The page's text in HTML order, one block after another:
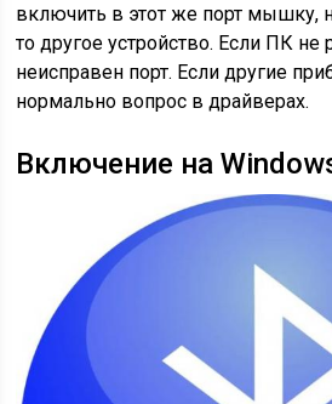
включить в этот же порт мышку,
то другое устройство. Если ПК не
неисправен порт. Если другие
нормально вопрос в драйверах.
Включение на